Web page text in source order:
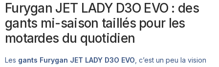
Furygan JET LADY D3O EVO : des
gants mi-saison taillés pour les
motardes du quotidien
Les gants Furygan JET LADY D3O EVO , c’est un peu la vision